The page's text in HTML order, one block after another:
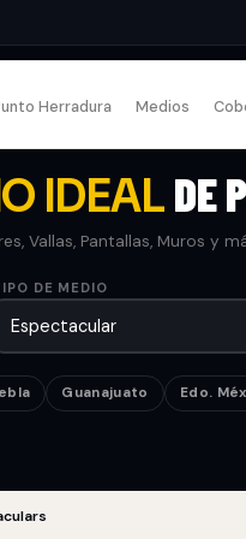
Herradura Medios
IDEALDE
Vallas, Pantallas, Muros y
DE MEDIO
Guanajuato Edo.